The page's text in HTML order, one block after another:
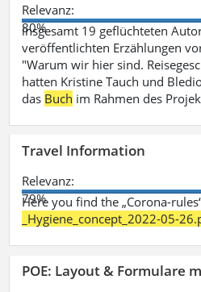
Relevanz:
80%
insgesamt 19 geflüchteten
veröffentlichten Erzählungen
"Warum wir hier sind.
hatten Kristine Tauch und
das Buch im Rahmen des
Travel Information
Relevanz:
79%
Here you find the „Corona-
_Hygiene_concept_2022-05-
POE: Layout & Formulare